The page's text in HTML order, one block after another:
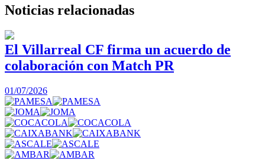
Noticias relacionadas
El Villarreal CF firma un acuerdo de
colaboración con Match PR
01/07/2026